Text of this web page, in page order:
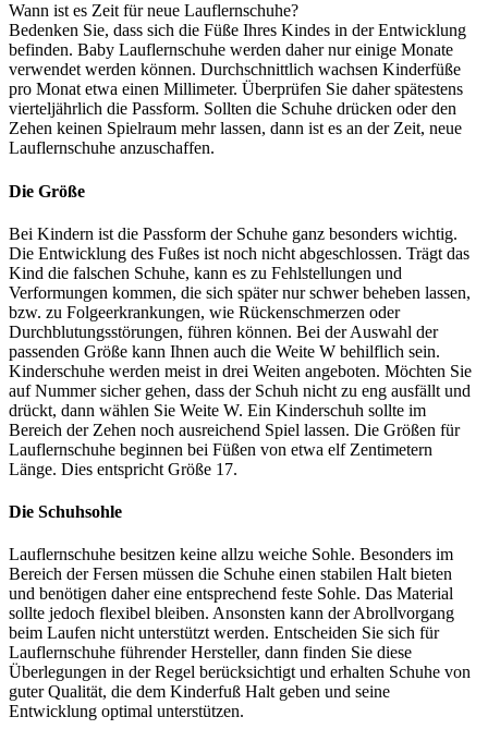
Wann ist es Zeit für neue Lauflernschuhe?
Bedenken Sie, dass sich die Füße Ihres Kindes in der Entwicklung
befinden. Baby Lauflernschuhe werden daher nur einige Monate
verwendet werden können. Durchschnittlich wachsen Kinderfüße
pro Monat etwa einen Millimeter. Überprüfen Sie daher spätestens
vierteljährlich die Passform. Sollten die Schuhe drücken oder den
Zehen keinen Spielraum mehr lassen, dann ist es an der Zeit, neue
Lauflernschuhe anzuschaffen.
Die Größe
Bei Kindern ist die Passform der Schuhe ganz besonders wichtig.
Die Entwicklung des Fußes ist noch nicht abgeschlossen. Trägt das
Kind die falschen Schuhe, kann es zu Fehlstellungen und
Verformungen kommen, die sich später nur schwer beheben lassen,
bzw. zu Folgeerkrankungen, wie Rückenschmerzen oder
Durchblutungsstörungen, führen können. Bei der Auswahl der
passenden Größe kann Ihnen auch die Weite W behilflich sein.
Kinderschuhe werden meist in drei Weiten angeboten. Möchten Sie
auf Nummer sicher gehen, dass der Schuh nicht zu eng ausfällt und
drückt, dann wählen Sie Weite W. Ein Kinderschuh sollte im
Bereich der Zehen noch ausreichend Spiel lassen. Die Größen für
Lauflernschuhe beginnen bei Füßen von etwa elf Zentimetern
Länge. Dies entspricht Größe 17.
Die Schuhsohle
Lauflernschuhe besitzen keine allzu weiche Sohle. Besonders im
Bereich der Fersen müssen die Schuhe einen stabilen Halt bieten
und benötigen daher eine entsprechend feste Sohle. Das Material
sollte jedoch flexibel bleiben. Ansonsten kann der Abrollvorgang
beim Laufen nicht unterstützt werden. Entscheiden Sie sich für
Lauflernschuhe führender Hersteller, dann finden Sie diese
Überlegungen in der Regel berücksichtigt und erhalten Schuhe von
guter Qualität, die dem Kinderfuß Halt geben und seine
Entwicklung optimal unterstützen.